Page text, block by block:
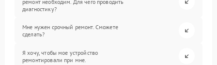
ремонт необходим. Для чего проводить
диагностику?
Мне нужен срочный ремонт. Сможете
сделать?
Я хочу, чтобы мое устройство
ремонтировали при мне.